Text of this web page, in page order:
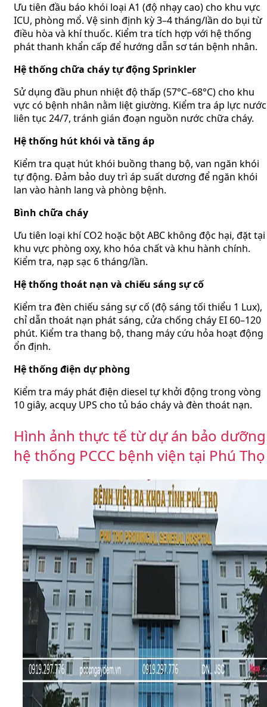
Ưu tiên đầu báo khói loại A1 (độ nhạy cao) cho khu vực
ICU, phòng mổ. Vệ sinh định kỳ 3–4 tháng/lần do bụi từ
điều hòa và khí thuốc. Kiểm tra tích hợp với hệ thống
phát thanh khẩn cấp để hướng dẫn sơ tán bệnh nhân.
Hệ thống chữa cháy tự động Sprinkler
Sử dụng đầu phun nhiệt độ thấp (57°C–68°C) cho khu
vực có bệnh nhân nằm liệt giường. Kiểm tra áp lực nước
liên tục 24/7, tránh gián đoạn nguồn nước chữa cháy.
Hệ thống hút khói và tăng áp
Kiểm tra quạt hút khói buồng thang bộ, van ngăn khói
tự động. Đảm bảo duy trì áp suất dương để ngăn khói
lan vào hành lang và phòng bệnh.
Bình chữa cháy
Ưu tiên loại khí CO2 hoặc bột ABC không độc hại, đặt tại
khu vực phòng oxy, kho hóa chất và khu hành chính.
Kiểm tra, nạp sạc 6 tháng/lần.
Hệ thống thoát nạn và chiếu sáng sự cố
Kiểm tra đèn chiếu sáng sự cố (độ sáng tối thiểu 1 Lux),
chỉ dẫn thoát nạn phát sáng, cửa chống cháy EI 60–120
phút. Kiểm tra thang bộ, thang máy cứu hỏa hoạt động
ổn định.
Hệ thống điện dự phòng
Kiểm tra máy phát điện diesel tự khởi động trong vòng
10 giây, acquy UPS cho tủ báo cháy và đèn thoát nạn.
Hình ảnh thực tế từ dự án bảo dưỡng
hệ thống PCCC bệnh viện tại Phú Thọ